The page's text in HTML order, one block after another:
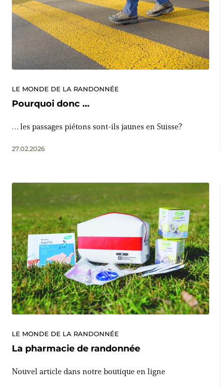
LE MONDE DE LA RANDONNÉE
Pourquoi donc …
… les passages piétons sont-ils jaunes en Suisse?
27.02.2026
LE MONDE DE LA RANDONNÉE
La pharmacie de randonnée
Nouvel article dans notre boutique en ligne